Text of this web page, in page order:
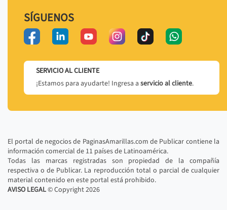
SÍGUENOS
SERVICIO AL CLIENTE
¡Estamos para ayudarte! Ingresa a servicio al cliente.
El portal de negocios de PaginasAmarillas.com de Publicar contiene la
información comercial de 11 países de Latinoamérica.
Todas las marcas registradas son propiedad de la compañía
respectiva o de Publicar. La reproducción total o parcial de cualquier
material contenido en este portal está prohibido.
AVISO LEGAL© Copyright2026